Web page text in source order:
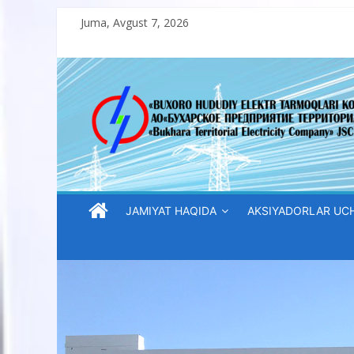
content
Juma, Avgust 7, 2026
“Buxoro
hududiy
elektr
tarmoqlari
korxonasi”
“Buxoro
JAMIYAT HAQIDA AKSIYADORLAR